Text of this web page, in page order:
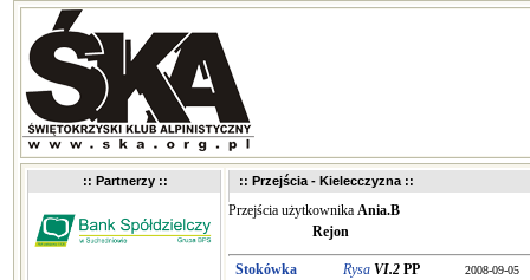
:: Partnerzy :: :: Przejścia - Kielecczyzna ::
Przejścia użytkownika Ania.B
Rejon
Stokówka Rysa VI.2 PP 2008-09-05